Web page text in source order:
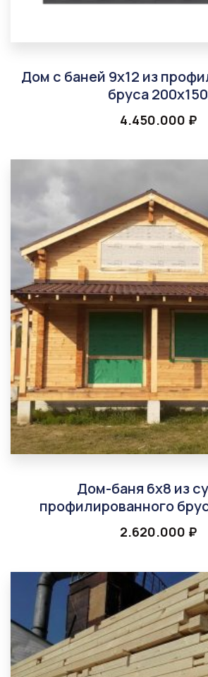
Дом с баней 9х12 из
бруса 200х150
4.450.000 ₽
Дом-баня 6х8 из
профилированного
2.620.000 ₽